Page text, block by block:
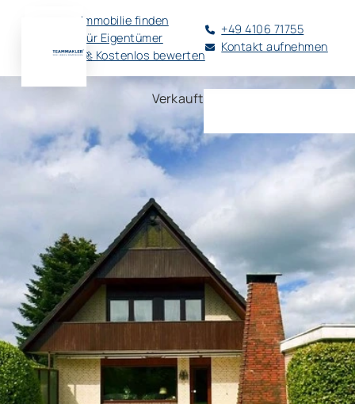
Immobilie finden
Für Eigentümer
🚀 Kostenlos bewerten
+49 4106 71755
Kontakt aufnehmen
Verkauft